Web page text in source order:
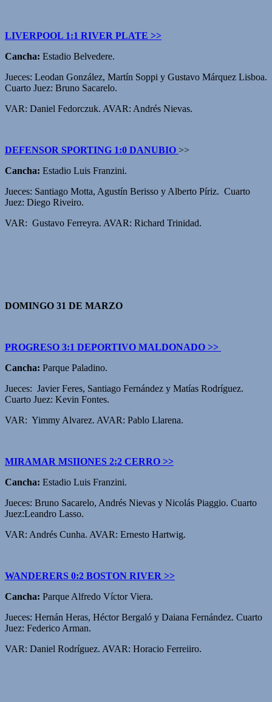
LIVERPOOL 1:1 RIVER PLATE >>
Cancha: Estadio Belvedere.
Jueces: Leodan González, Martín Soppi y Gustavo Márquez Lisboa.
Cuarto Juez: Bruno Sacarelo.
VAR: Daniel Fedorczuk. AVAR: Andrés Nievas.
DEFENSOR SPORTING 1:0 DANUBIO >>
Cancha: Estadio Luis Franzini.
Jueces: Santiago Motta, Agustín Berisso y Alberto Píriz. Cuarto
Juez: Diego Riveiro.
VAR: Gustavo Ferreyra. AVAR: Richard Trinidad.
DOMINGO 31 DE MARZO
PROGRESO 3:1 DEPORTIVO MALDONADO >>
Cancha: Parque Paladino.
Jueces: Javier Feres, Santiago Fernández y Matías Rodríguez.
Cuarto Juez: Kevin Fontes.
VAR: Yimmy Alvarez. AVAR: Pablo Llarena.
MIRAMAR MSIIONES 2:2 CERRO >>
Cancha: Estadio Luis Franzini.
Jueces: Bruno Sacarelo, Andrés Nievas y Nicolás Piaggio. Cuarto
Juez:Leandro Lasso.
VAR: Andrés Cunha. AVAR: Ernesto Hartwig.
WANDERERS 0:2 BOSTON RIVER >>
Cancha: Parque Alfredo Víctor Viera.
Jueces: Hernán Heras, Héctor Bergaló y Daiana Fernández. Cuarto
Juez: Federico Arman.
VAR: Daniel Rodríguez. AVAR: Horacio Ferreiiro.